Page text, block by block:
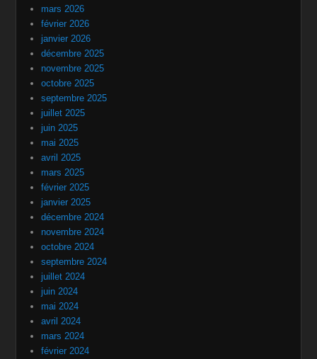
mars 2026
février 2026
janvier 2026
décembre 2025
novembre 2025
octobre 2025
septembre 2025
juillet 2025
juin 2025
mai 2025
avril 2025
mars 2025
février 2025
janvier 2025
décembre 2024
novembre 2024
octobre 2024
septembre 2024
juillet 2024
juin 2024
mai 2024
avril 2024
mars 2024
février 2024